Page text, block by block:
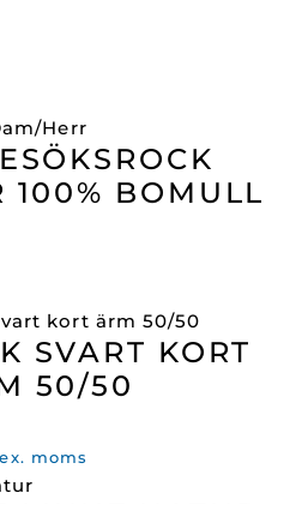
100% BOMULL
SVART KORT
50/50
Det
ex. moms